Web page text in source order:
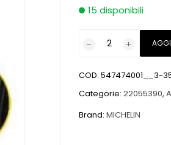
15 disponibili
TRX-
B
COD: 547474001__3-
Categorie: 22055390,
Brand: MICHELIN